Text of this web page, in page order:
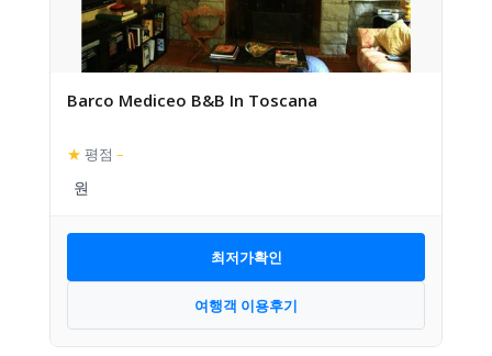
Barco Mediceo B&B In Toscana
★ 평점 –
최저가확인
여행객 이용후기